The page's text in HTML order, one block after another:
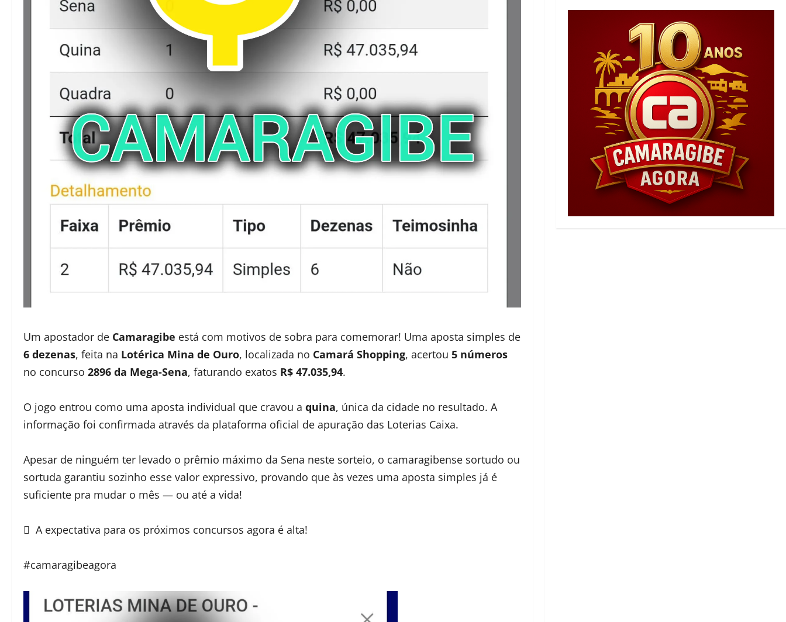
Um apostador de Camaragibe está com motivos de sobra para comemorar! Uma aposta simples de
6 dezenas, feita na Lotérica Mina de Ouro, localizada no Camará Shopping, acertou 5 números
no concurso 2896 da Mega-Sena, faturando exatos R$ 47.035,94.
O jogo entrou como uma aposta individual que cravou a quina, única da cidade no resultado. A
informação foi confirmada através da plataforma oficial de apuração das Loterias Caixa.
Apesar de ninguém ter levado o prêmio máximo da Sena neste sorteio, o camaragibense sortudo ou
sortuda garantiu sozinho esse valor expressivo, provando que às vezes uma aposta simples já é
suficiente pra mudar o mês — ou até a vida!
 A expectativa para os próximos concursos agora é alta!
#camaragibeagora